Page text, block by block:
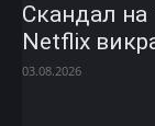
Скандал на
Netflix
03.08.2026